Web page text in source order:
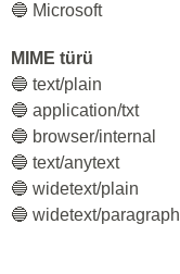
🔵 Microsoft
MIME türü
🔵 text/plain
🔵 application/txt
🔵 browser/internal
🔵 text/anytext
🔵 widetext/plain
🔵 widetext/paragraph